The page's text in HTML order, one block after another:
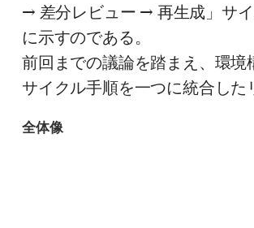
→ 差分レビュー → 再生成」サ
に示すのである。
前回までの議論を踏まえ、環境
サイクル手順を一つに統合した
全体像